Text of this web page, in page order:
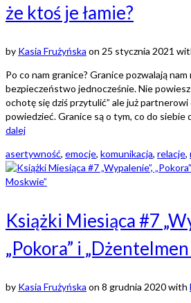
że ktoś je łamie?
by Kasia Frużyńska on 25 stycznia 2021
Po co nam granice? Granice pozwalają nam
bezpieczeństwo jednocześnie. Nie powiesz
ochotę się dziś przytulić” ale już
powiedzieć. Granice są o tym, co do siebie
dalej
asertywność, emocje, komunikacja, relacje,
Książki Miesiąca #7
„Pokora” i
by Kasia Frużyńska on 8 grudnia 2020with